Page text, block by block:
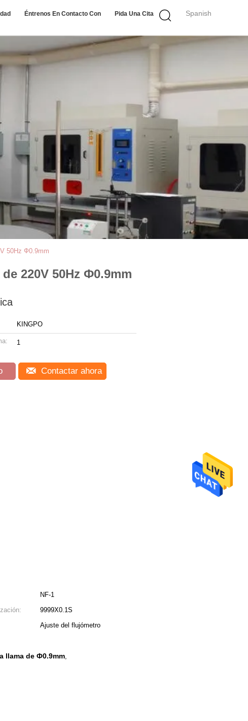
Spanish
Éntrenos En Contacto Con Pida Una Cita
50Hz Ф0.9mm
220V 50Hz Ф0.9mm
KINGPO
1
Contactar ahora
NF-1
9999X0.1S
Ajuste del flujómetro
llama de Ф0.9mm,